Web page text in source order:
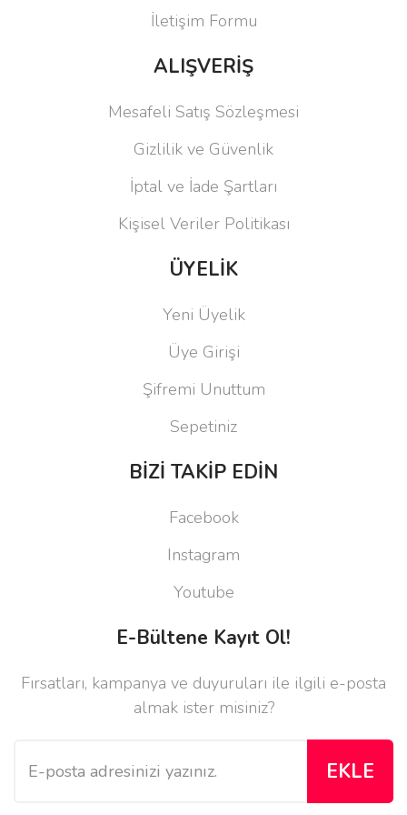
İletişim Formu
ALIŞVERİŞ
Mesafeli Satış Sözleşmesi
Gizlilik ve Güvenlik
İptal ve İade Şartları
Kişisel Veriler Politikası
ÜYELİK
Yeni Üyelik
Üye Girişi
Şifremi Unuttum
Sepetiniz
BİZİ TAKİP EDİN
Facebook
Instagram
Youtube
E-Bültene Kayıt Ol!
Fırsatları, kampanya ve duyuruları ile ilgili e-posta
almak ister misiniz?
EKLE